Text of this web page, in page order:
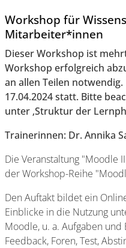
Workshop für
Mitarbeiter*innen
Dieser Workshop ist
Workshop erfolgreich
an allen Teilen
17.04.2024 statt. Bitte
unter ‚Struktur der
Trainerinnen: Dr. Annika
Die Veranstaltung "Moodle
der Workshop-Reihe
Den Auftakt bildet ein
Einblicke in die Nutzung
Moodle, u. a. Aufgaben und
Feedback, Foren, Test,